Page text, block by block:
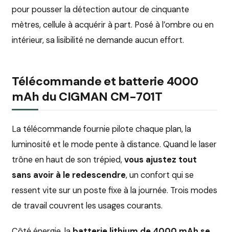
pour pousser la détection autour de cinquante
mètres, cellule à acquérir à part. Posé à l’ombre ou en
intérieur, sa lisibilité ne demande aucun effort.
Télécommande et batterie 4000
mAh du CIGMAN CM-701T
La télécommande fournie pilote chaque plan, la
luminosité et le mode pente à distance. Quand le laser
trône en haut de son trépied,vous ajustez tout
sans avoir à le redescendre, un confort qui se
ressent vite sur un poste fixe à la journée. Trois modes
de travail couvrent les usages courants.